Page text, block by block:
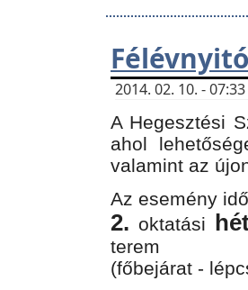
2014. 02. 10. -
A Hegesztési
ahol
valamint az
Az esemény
2. oktatási
terem
(főbejárat -